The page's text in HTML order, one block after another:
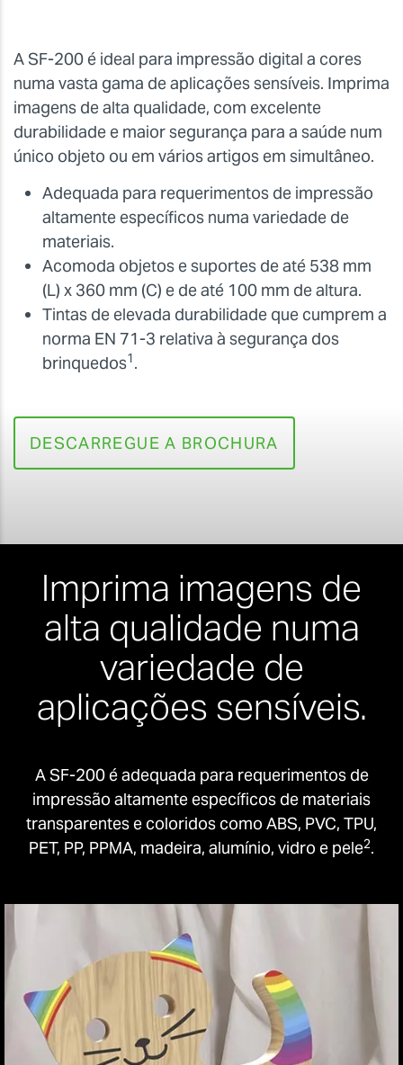
A SF-200 é ideal para impressão digital a cores
numa vasta gama de aplicações sensíveis. Imprima
imagens de alta qualidade, com excelente
durabilidade e maior segurança para a saúde num
único objeto ou em vários artigos em simultâneo.
Adequada para requerimentos de impressão
altamente específicos numa variedade de
materiais.
Acomoda objetos e suportes de até 538 mm
(L) x 360 mm (C) e de até 100 mm de altura.
Tintas de elevada durabilidade que cumprem a
norma EN 71-3 relativa à segurança dos
brinquedos1.
DESCARREGUE A BROCHURA
Imprima imagens de
alta qualidade numa
variedade de
aplicações sensíveis.
A SF-200 é adequada para requerimentos de
impressão altamente específicos de materiais
transparentes e coloridos como ABS, PVC, TPU,
PET, PP, PPMA, madeira, alumínio, vidro e pele2.